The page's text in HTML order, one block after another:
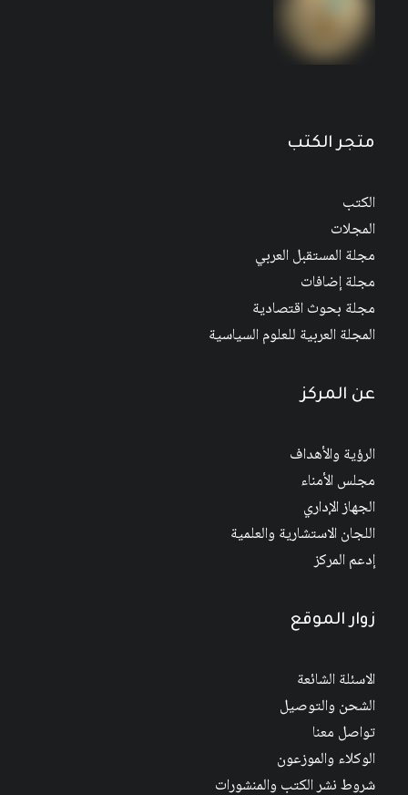
متجر الكتب
الكتب
المجلات
مجلة المستقبل العربي
مجلة إضافات
مجلة بحوث اقتصادية
المجلة العربية للعلوم السياسية
عن المركز
الرؤية والأهداف
مجلس الأمناء
الجهاز الإداري
اللجان الاستشارية والعلمية
إدعم المركز
زوار الموقع
الاسئلة الشائعة
الشحن والتوصيل
تواصل معنا
الوكلاء والموزعون
شروط نشر الكتب والمنشورات